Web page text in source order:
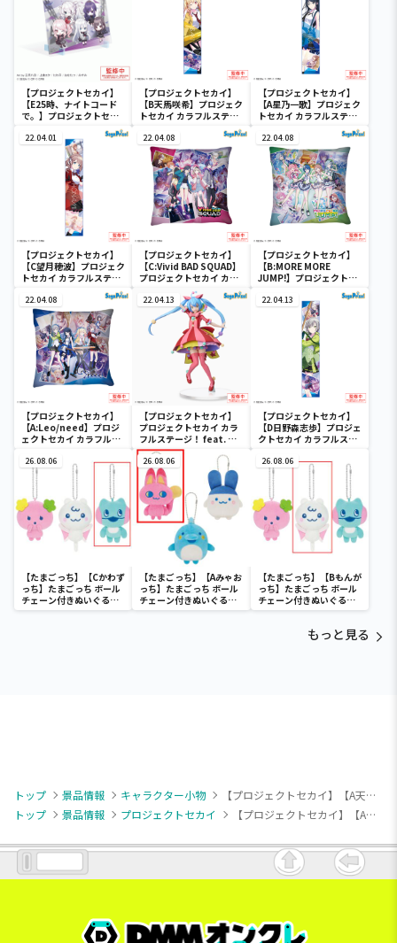
【プロジェクトセカイ】
【E25時、ナイトコード
で。】プロジェクトセカ
イ カラフルステージ！
feat. 初音ミク ビジュ
アルボード
【プロジェクトセカイ】
【B天馬咲希】プロジェク
トセカイ カラフルステー
ジ！ feat. 初音ミク マフ
ラータオル“Leo/need”
【プロジェクトセカイ】
【A星乃一歌】プロジェク
トセカイ カラフルステー
ジ！ feat. 初音ミク マフ
ラータオル“Leo/need”
22.04.01
【プロジェクトセカイ】
【C望月穂波】プロジェク
トセカイ カラフルステー
ジ！ feat. 初音ミク マフ
ラータオル“Leo/need”
22.04.08
【プロジェクトセカイ】
【C:Vivid BAD SQUAD】
プロジェクトセカイ カラ
フルステージ！ feat. 初
音ミク [PM]クッション
22.04.08
【プロジェクトセカイ】
【B:MORE MORE
JUMP!】プロジェクトセ
カイ カラフルステージ！
feat. 初音ミク [PM]クッ
ションVol.1
22.04.08
【プロジェクトセカイ】
【A:Leo/need】プロジ
ェクトセカイ カラフルス
[PM]クッションVol.1
22.04.13
【プロジェクトセカイ】
プロジェクトセカイ カラ
フルステージ！ feat. 初
音ミク SPMフィギュ
ア“ワンダーランドのセカ
イの初音ミク”
22.04.13
【プロジェクトセカイ】
【D日野森志歩】プロジェ
クトセカイ カラフルステ
フラータオ
ル“Leo/need”
26.08.06
【たまごっち】【Cかわず
っち】たまごっち ボール
チェーン付きぬいぐるみ
～Tamagotchi
26.08.06
【たまごっち】【Aみゃお
っち】たまごっち ボール
チェーン付きぬいぐるみ
～Tamagotchi
26.08.06
【たまごっち】【Bもんが
っち】たまごっち ボール
チェーン付きぬいぐるみ
～Tamagotchi
もっと見る
トップ 景品情報 キャラクター小物
【プロジェクトセカイ】【A天馬司】プロジェクトセカイ カラフルステージ！ feat. 初音ミク ふわぷち マスコット“ワンダーランズ×ショウタイム-Revival my dream”（EX）
トップ
景品情報 プロジェクトセカイ 【プロジェクトセカイ】【A天馬司】プロジェクトセカイ カラフルステージ！ feat. 初音ミク ふわぷち マスコット“ワンダーランズ×ショウタイム-Revival my dream”（EX）